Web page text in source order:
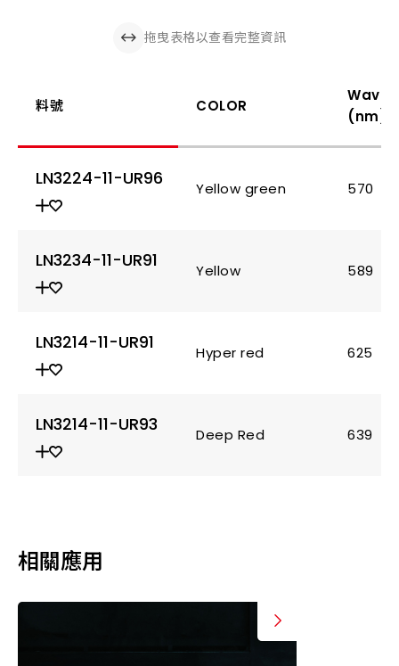
料號 COLOR
(nm)
LN3224-11-UR96 Yellow green 570
LN3234-11-UR91 Yellow 589
LN3214-11-UR91 Hyper red 625
LN3214-11-UR93 Deep Red 639
拖曳表格以查看完整資訊
相關應用